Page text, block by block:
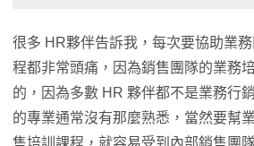
很多 HR夥伴告訴我，每次要協助業
程都非常頭痛，因為銷售團隊的業務
的，因為多數 HR 夥伴都不是業務行
的專業通常沒有那麼熟悉，當然要幫
售培訓課程，就容易受到內部銷售團